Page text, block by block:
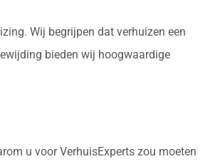
Wij begrijpen dat verhuizen een
bieden wij hoogwaardige
u voor VerhuisExperts zou moeten